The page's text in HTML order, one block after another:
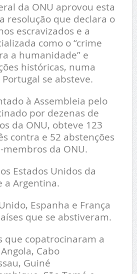
da ONU aprovou esta
resolução que declara o
escravizados e a
como o “crime
a humanidade” e
históricas, numa
se absteve.
à Assembleia pelo
por dezenas de
da ONU, obteve 123
contra e 52 abstenções
membros da ONU.
Estados Unidos da
a Argentina.
Espanha e França
que se abstiveram.
que copatrocinaram a
Cabo
Guiné